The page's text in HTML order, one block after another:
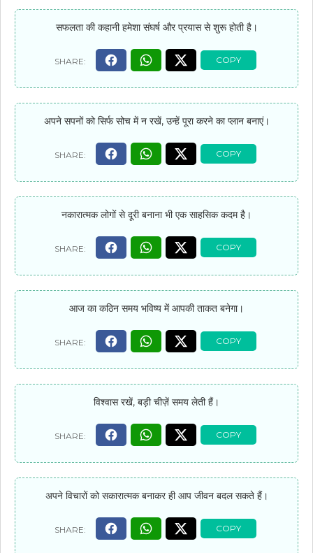
सफलता की कहानी हमेशा संघर्ष और प्रयास से शुरू होती है।
अपने सपनों को सिर्फ सोच में न रखें, उन्हें पूरा करने का प्लान बनाएं।
नकारात्मक लोगों से दूरी बनाना भी एक साहसिक कदम है।
आज का कठिन समय भविष्य में आपकी ताकत बनेगा।
विश्वास रखें, बड़ी चीज़ें समय लेती हैं।
अपने विचारों को सकारात्मक बनाकर ही आप जीवन बदल सकते हैं।